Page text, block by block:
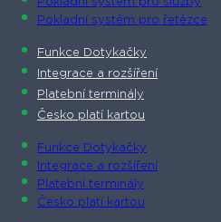
Pokladní systém pro služby
Pokladní systém pro řetězce
Funkce Dotykačky
Integrace a rozšíření
Platební terminály
Česko platí kartou
Funkce Dotykačky
Integrace a rozšíření
Platební terminály
Česko platí kartou